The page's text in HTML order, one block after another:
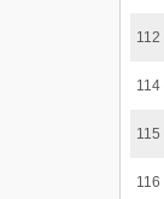
112
114
115
116